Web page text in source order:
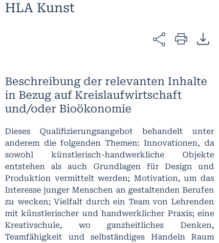
HLA Kunst
Beschreibung der relevanten Inhalte
in Bezug auf Kreislaufwirtschaft
und/oder Bioökonomie
Dieses Qualifizierungsangebot behandelt unter
anderem die folgenden Themen: Innovationen, da
sowohl künstlerisch-handwerkliche Objekte
entstehen als auch Grundlagen für Design und
Produktion vermittelt werden; Motivation, um das
Interesse junger Menschen an gestaltenden Berufen
zu wecken; Vielfalt durch ein Team von Lehrenden
mit künstlerischer und handwerklicher Praxis; eine
Kreativschule, wo ganzheitliches Denken,
Teamfähigkeit und selbständiges Handeln Raum